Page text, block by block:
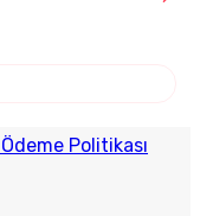
Politikası